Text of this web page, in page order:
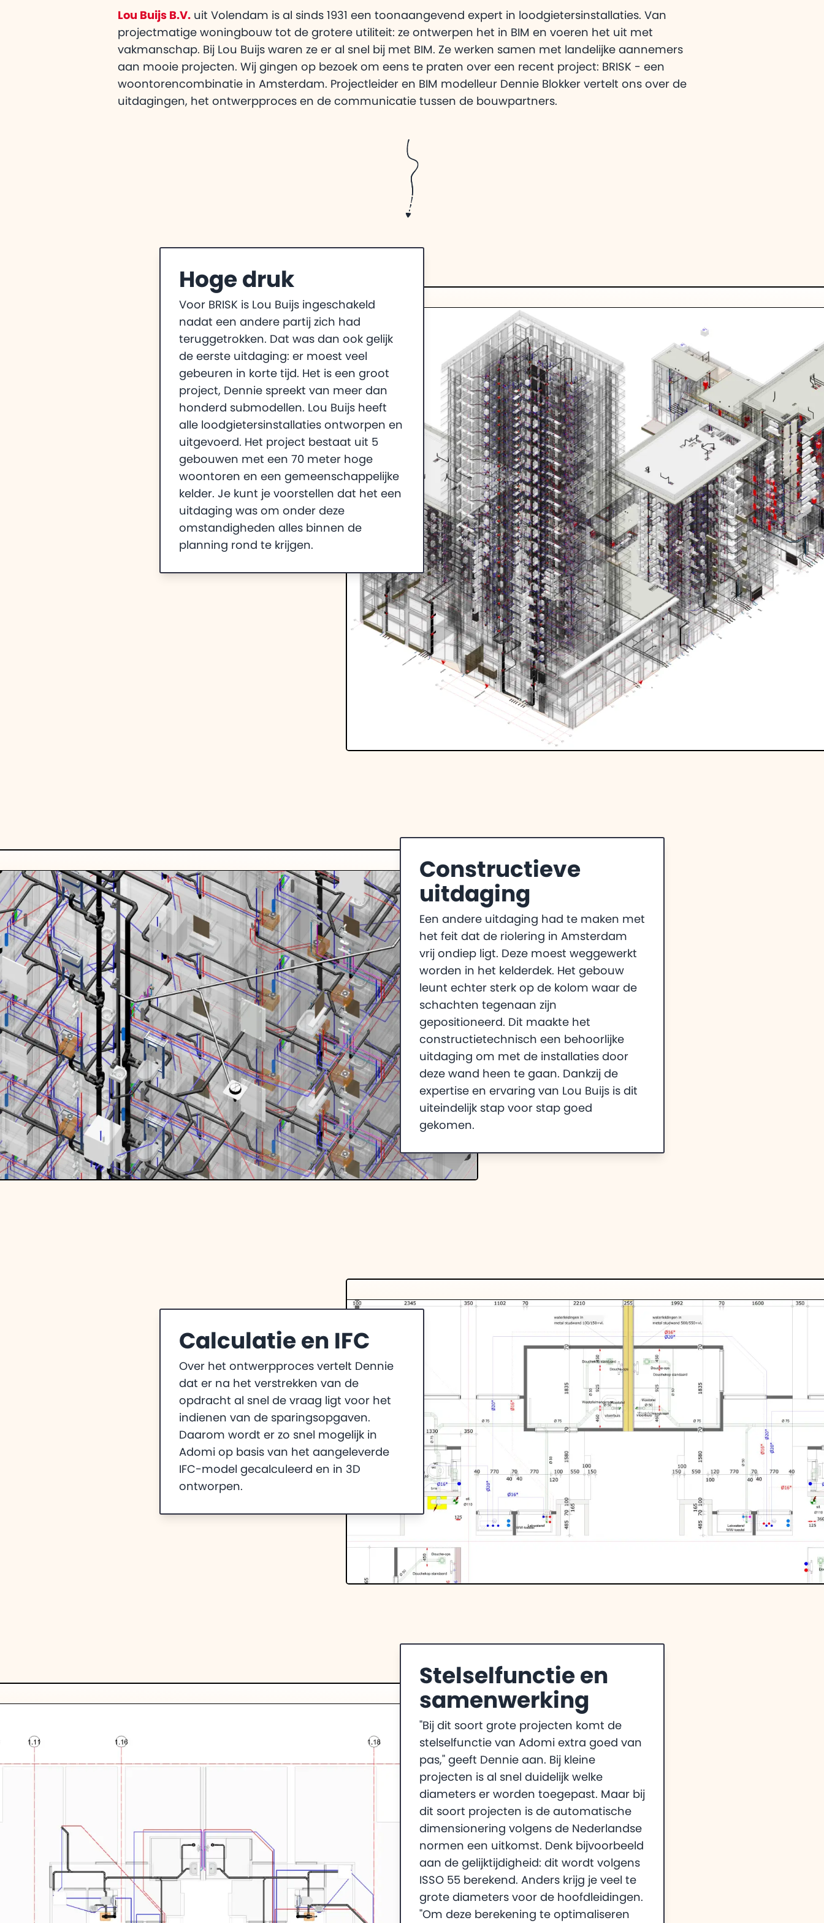
Systeemeisen
Wat je computer nodig heeft voor
Adomi
Lou Buijs B.V. uit Volendam is al sinds 1931 een toonaangevend expert in loodgietersinstallaties. Van
projectmatige woningbouw tot de grotere utiliteit: ze ontwerpen het in BIM en voeren het uit met
vakmanschap. Bij Lou Buijs waren ze er al snel bij met BIM. Ze werken samen met landelijke aannemers
aan mooie projecten. Wij gingen op bezoek om eens te praten over een recent project: BRISK - een
woontorencombinatie in Amsterdam. Projectleider en BIM modelleur Dennie Blokker vertelt ons over de
uitdagingen, het ontwerpproces en de communicatie tussen de bouwpartners.
Hoge druk
Voor BRISK is Lou Buijs ingeschakeld
nadat een andere partij zich had
teruggetrokken. Dat was dan ook gelijk
de eerste uitdaging: er moest veel
gebeuren in korte tijd. Het is een groot
project, Dennie spreekt van meer dan
honderd submodellen. Lou Buijs heeft
alle loodgietersinstallaties ontworpen en
uitgevoerd. Het project bestaat uit 5
gebouwen met een 70 meter hoge
woontoren en een gemeenschappelijke
kelder. Je kunt je voorstellen dat het een
uitdaging was om onder deze
omstandigheden alles binnen de
planning rond te krijgen.
Constructieve
uitdaging
Een andere uitdaging had te maken met
het feit dat de riolering in Amsterdam
vrij ondiep ligt. Deze moest weggewerkt
worden in het kelderdek. Het gebouw
leunt echter sterk op de kolom waar de
schachten tegenaan zijn
gepositioneerd. Dit maakte het
constructietechnisch een behoorlijke
uitdaging om met de installaties door
deze wand heen te gaan. Dankzij de
expertise en ervaring van Lou Buijs is dit
uiteindelijk stap voor stap goed
gekomen.
Calculatie en IFC
Over het ontwerpproces vertelt Dennie
dat er na het verstrekken van de
opdracht al snel de vraag ligt voor het
indienen van de sparingsopgaven.
Daarom wordt er zo snel mogelijk in
Adomi op basis van het aangeleverde
IFC-model gecalculeerd en in 3D
ontworpen.
Stelselfunctie en
samenwerking
"Bij dit soort grote projecten komt de
stelselfunctie van Adomi extra goed van
pas," geeft Dennie aan. Bij kleine
projecten is al snel duidelijk welke
diameters er worden toegepast. Maar bij
dit soort projecten is de automatische
dimensionering volgens de Nederlandse
normen een uitkomst. Denk bijvoorbeeld
aan de gelijktijdigheid: dit wordt volgens
ISSO 55 berekend. Anders krijg je veel te
grote diameters voor de hoofdleidingen.
"Om deze berekening te optimaliseren